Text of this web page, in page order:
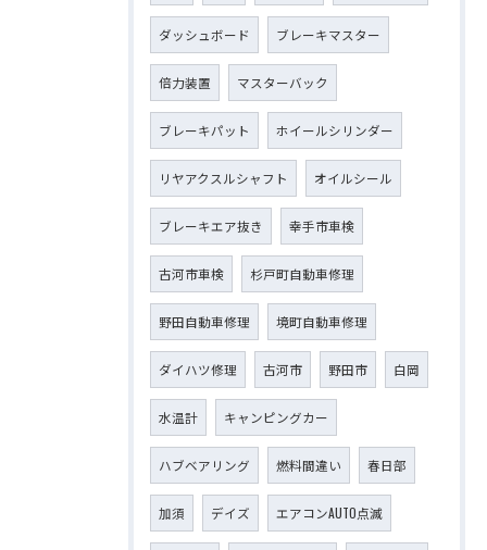
ダッシュボード ブレーキマスター
倍力装置 マスターバック
ブレーキパット ホイールシリンダー
リヤアクスルシャフト オイルシール
ブレーキエア抜き 幸手市車検
古河市車検 杉戸町自動車修理
野田自動車修理 境町自動車修理
ダイハツ修理 古河市 野田市 白岡
水温計 キャンピングカー
ハブベアリング 燃料間違い 春日部
加須 デイズ エアコンAUTO点滅